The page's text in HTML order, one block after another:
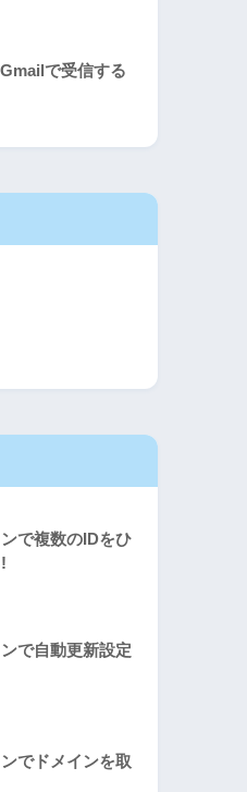
で受信する
で複数のIDをひ
で自動更新設定
でドメインを取